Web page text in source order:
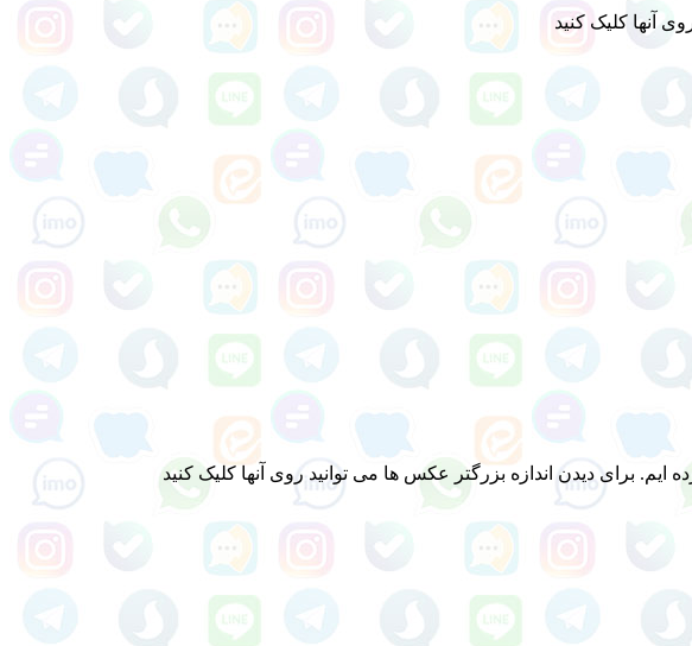
آنها کلیک کنید
برای دیدن اندازه بزرگتر عکس ها می توانید روی آنها کلیک کنید